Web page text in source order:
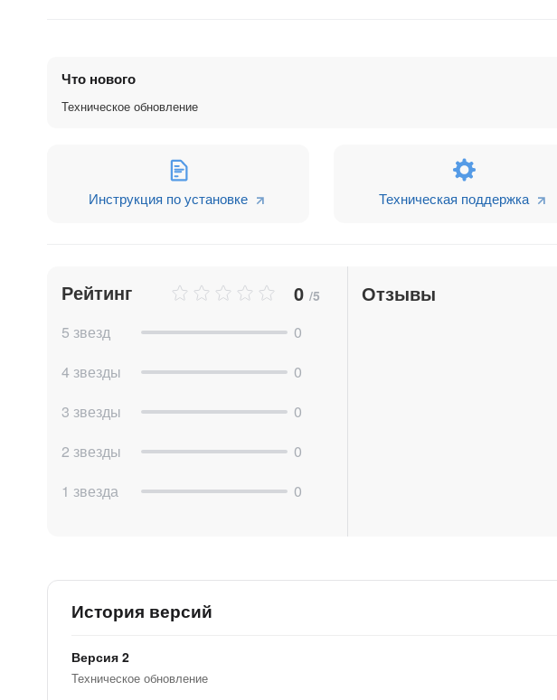
Что нового
Техническое обновление
Инструкция по установке Техническая поддержка
Рейтинг 0 /5
5 звезд
0
4 звезды
0
3 звезды
0
2 звезды
0
1 звезда
0
Отзывы
История версий
Версия 2
Техническое обновление